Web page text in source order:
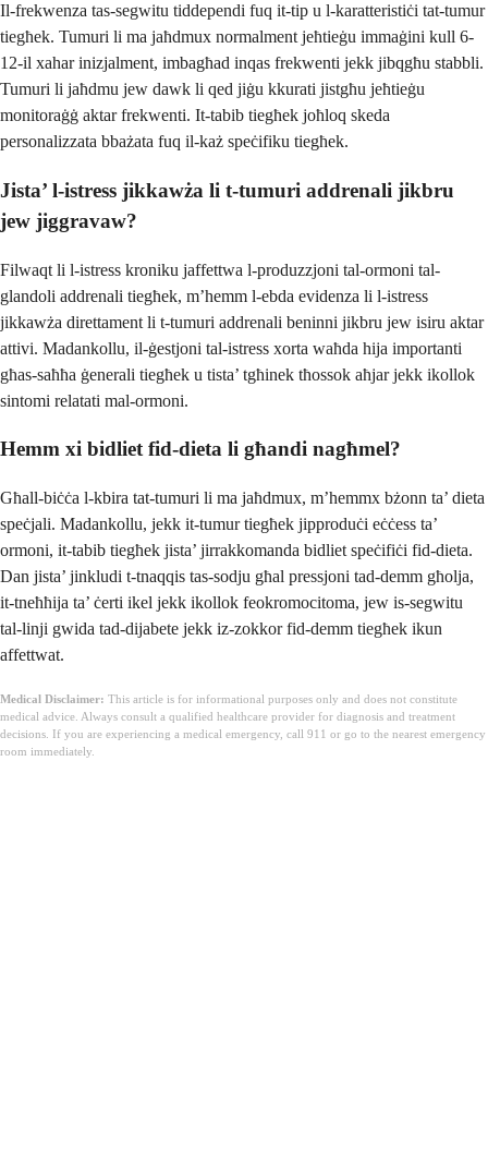
Il-frekwenza tas-segwitu tiddependi fuq it-tip u l-karatteristiċi tat-tumur
tiegħek. Tumuri li ma jaħdmux normalment jeħtieġu immaġini kull 6-
12-il xahar inizjalment, imbagħad inqas frekwenti jekk jibqgħu stabbli.
Tumuri li jaħdmu jew dawk li qed jiġu kkurati jistgħu jeħtieġu
monitoraġġ aktar frekwenti. It-tabib tiegħek joħloq skeda
personalizzata bbażata fuq il-każ speċifiku tiegħek.
Jista’ l-istress jikkawża li t-tumuri addrenali jikbru
jew jiggravaw?
Filwaqt li l-istress kroniku jaffettwa l-produzzjoni tal-ormoni tal-
glandoli addrenali tiegħek, m’hemm l-ebda evidenza li l-istress
jikkawża direttament li t-tumuri addrenali beninni jikbru jew isiru aktar
attivi. Madankollu, il-ġestjoni tal-istress xorta waħda hija importanti
għas-saħħa ġenerali tiegħek u tista’ tgħinek tħossok aħjar jekk ikollok
sintomi relatati mal-ormoni.
Hemm xi bidliet fid-dieta li għandi nagħmel?
Għall-biċċa l-kbira tat-tumuri li ma jaħdmux, m’hemmx bżonn ta’ dieta
speċjali. Madankollu, jekk it-tumur tiegħek jipproduċi eċċess ta’
ormoni, it-tabib tiegħek jista’ jirrakkomanda bidliet speċifiċi fid-dieta.
Dan jista’ jinkludi t-tnaqqis tas-sodju għal pressjoni tad-demm għolja,
it-tneħħija ta’ ċerti ikel jekk ikollok feokromocitoma, jew is-segwitu
tal-linji gwida tad-dijabete jekk iz-zokkor fid-demm tiegħek ikun
affettwat.
Medical Disclaimer: This article is for informational purposes only and does not constitute
medical advice. Always consult a qualified healthcare provider for diagnosis and treatment
decisions. If you are experiencing a medical emergency, call 911 or go to the nearest emergency
room immediately.